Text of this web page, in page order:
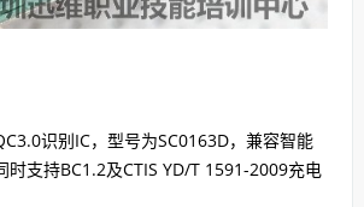
识别IC，型号为SC0163D，兼容智能
时支持BC1.2及CTIS YD/T 1591-2009充电